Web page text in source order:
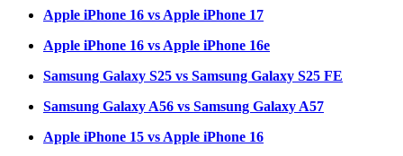
Apple iPhone 16 vs Apple iPhone 17
Apple iPhone 16 vs Apple iPhone 16e
Samsung Galaxy S25 vs Samsung Galaxy S25 FE
Samsung Galaxy A56 vs Samsung Galaxy A57
Apple iPhone 15 vs Apple iPhone 16